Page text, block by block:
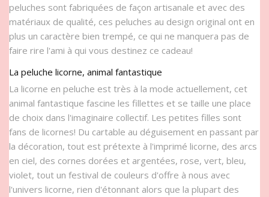
peluches sont fabriquées de façon artisanale et avec des
matériaux de qualité, ces peluches au design original ont en
plus un caractère bien trempé, ce qui ne manquera pas de
faire rire l'ami à qui vous destinez ce cadeau!
La peluche licorne, animal fantastique
La licorne en peluche est très à la mode actuellement, cet
animal fantastique fascine les fillettes et se taille une place
de choix dans l'imaginaire collectif. Les petites filles sont
fans de licornes! Du cartable au déguisement en passant par
la décoration, tout est prétexte à l'imprimé licorne, des arcs
en ciel, des cornes dorées et argentées, rose, vert, bleu,
violet, tout un festival de couleurs d'offre à nous avec
l'univers licorne, rien d'étonnant alors que la plupart des